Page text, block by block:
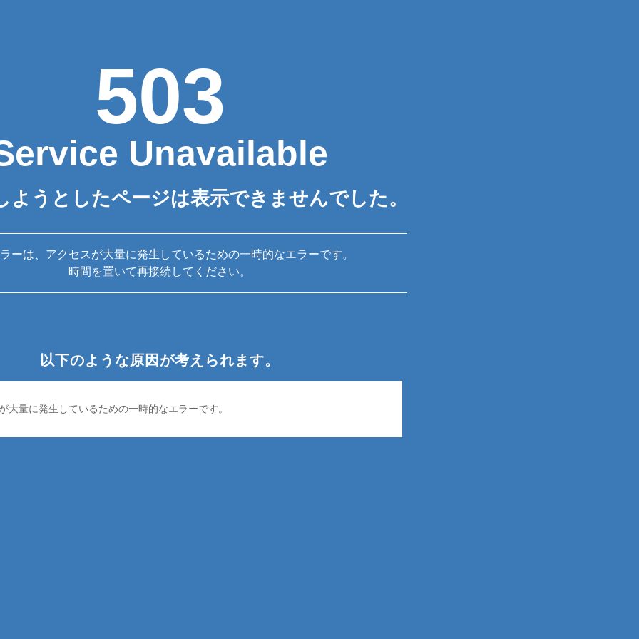
503
Unavailable
ようとしたページは表示できませんでした。
ーは、アクセスが大量に発生しているための一時的なエラーです。
時間を置いて再接続してください。
以下のような原因が考えられます。
大量に発生しているための一時的なエラーです。